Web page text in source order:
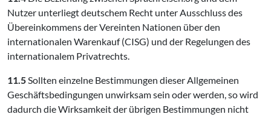
Nutzer unterliegt deutschem Recht unter Ausschluss des
Übereinkommens der Vereinten Nationen über den
internationalen Warenkauf (CISG) und der Regelungen des
internationalem Privatrechts.
11.5Sollten einzelne Bestimmungen dieser Allgemeinen
Geschäftsbedingungen unwirksam sein oder werden, so wird
dadurch die Wirksamkeit der übrigen Bestimmungen nicht